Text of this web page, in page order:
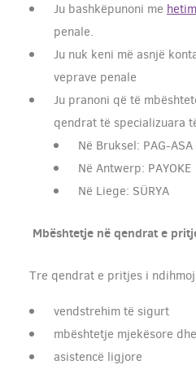
Ju bashkëpunoni me
penale.
Ju nuk keni më asnjë
veprave penale
Ju pranoni që të
qendrat të specializuara
Në Bruksel: PAG-ASA
Në Antwerp: PAYOKE
Në Liege: SÜRYA
Mbështetje në qendrat e
Tre qendrat e pritjes i
vendstrehim të sigurt
mbështetje mjekësore
asistencë ligjore